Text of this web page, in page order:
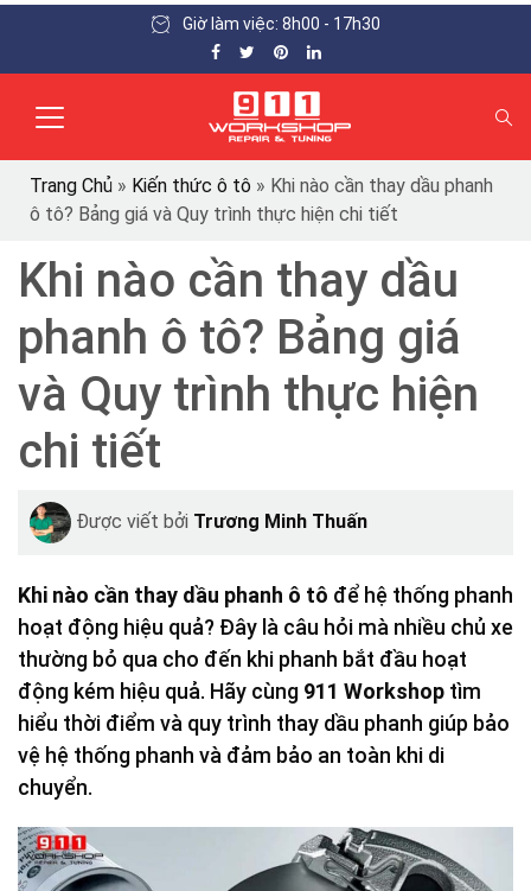
Giờ làm việc: 8h00 - 17h30
Trang Chủ » Kiến thức ô tô » Khi nào cần thay dầu phanh
ô tô? Bảng giá và Quy trình thực hiện chi tiết
Khi nào cần thay dầu
phanh ô tô? Bảng giá
và Quy trình thực hiện
chi tiết
Được viết bởi Trương Minh Thuấn
Khi nào cần thay dầu phanh ô tô để hệ thống phanh
hoạt động hiệu quả? Đây là câu hỏi mà nhiều chủ xe
thường bỏ qua cho đến khi phanh bắt đầu hoạt
động kém hiệu quả. Hãy cùng 911 Workshop tìm
hiểu thời điểm và quy trình thay dầu phanh giúp bảo
vệ hệ thống phanh và đảm bảo an toàn khi di
chuyển.